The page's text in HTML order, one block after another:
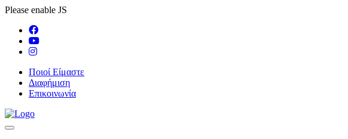
Please enable JS
Ποιοί Είμαστε
Διαφήμιση
Επικοινωνία